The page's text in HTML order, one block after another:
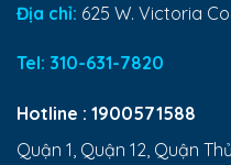
Địa chỉ: 625 W. Victoria
Tel: 310-631-7820
Hotline : 1900571588
Quận 1, Quận 12, Quận